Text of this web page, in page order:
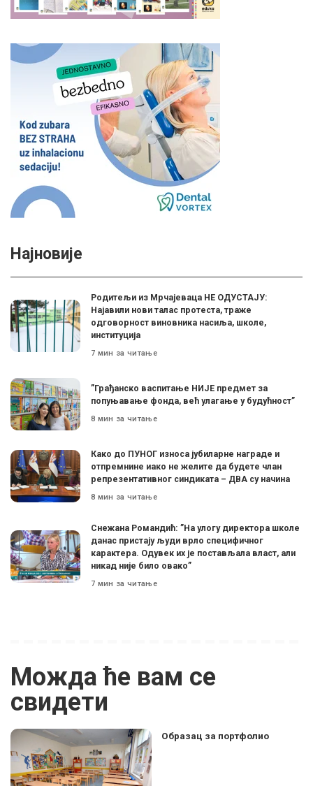
Најновије
Родитељи из Мрчајеваца НЕ ОДУСТАЈУ:
Најавили нови талас протеста, траже
одговорност виновника насиља, школе,
институција
7 мин за читање
”Грађанско васпитање НИЈЕ предмет за
попуњавање фонда, већ улагање у будућност”
8 мин за читање
Како до ПУНОГ износа јубиларне награде и
отпремнине иако не желите да будете члан
репрезентативног синдиката – ДВА су начина
8 мин за читање
Снежана Романдић: ”На улогу директора школе
данас пристају људи врло специфичног
карактера. Одувек их је постављала власт, али
никад није било овако”
7 мин за читање
Можда ће вам се
свидети
Образац за портфолио